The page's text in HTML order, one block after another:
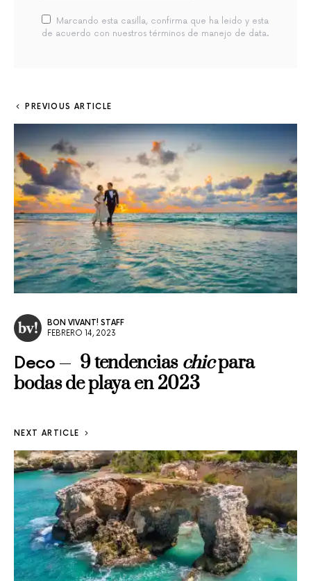
Marcando esta casilla, confirma que ha leido y esta
de acuerdo con nuestros términos de manejo de data.
PREVIOUS ARTICLE
BON VIVANT! STAFF
FEBRERO 14, 2023
Deco 9 tendencias chicpara
bodas de playa en 2023
NEXT ARTICLE